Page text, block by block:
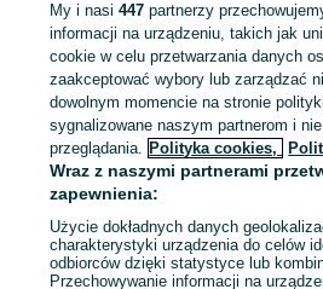
Śląskie
Pozostałe - Rybnik
KATEGORIA
1002013894
Zadzwoń / SMS
My i nasi447 partnerzy
informacji na urządzeniu, takich jak
cookie w celu przetwarzania danych
zaakceptować wybory lub zarządzać
dowolnym momencie na stronie
sygnalizowane naszym partnerom i nie
przeglądania. Polityka cookies,
Wraz z naszymi partnerami
zapewnienia:
Użycie dokładnych danych
charakterystyki urządzenia do celów
odbiorców dzięki statystyce lub
Przechowywanie informacji na